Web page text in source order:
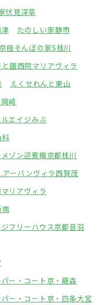
伏見深草
たのしい家静市
極そんぽの家S桂川
園西院マリアヴィラ
えくせれんと東山
崎
ルエイジみぶ
科
ゾン迎賓館京都桂川
アーバンヴィラ西賀茂
リアヴィラ
南
フリーハウス京都音羽
パー・コート京・藤森
パー・コート京・四条大宮